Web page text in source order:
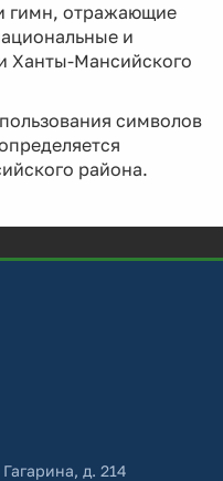
гимн, отражающие
и
Ханты-Мансийского
символов
района.
д. 214